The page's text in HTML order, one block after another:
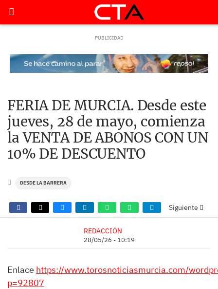
FERIA DE MURCIA. Desde este
jueves, 28 de mayo, comienza
la VENTA DE ABONOS CON UN
10% DE DESCUENTO
DESDE LA BARRERA
Siguiente
REDACCIÓN
28/05/26 - 10:19
Enlace https://www.torosnoticiasmurcia.com/
p=92807